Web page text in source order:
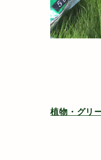
植物・グリ